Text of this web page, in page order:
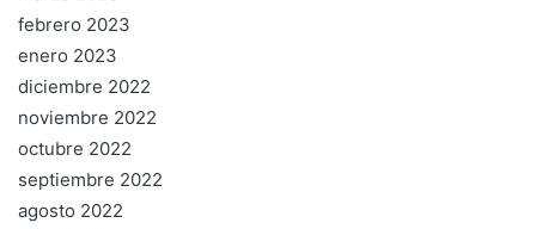
febrero 2023
enero 2023
diciembre 2022
noviembre 2022
octubre 2022
septiembre 2022
agosto 2022